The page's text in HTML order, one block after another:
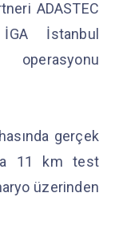
ADASTEC
İstanbul
gerçek
11 km test
üzerinden